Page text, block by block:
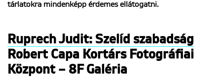
ENGLISH
tárlatokra mindenképp érdemes ellátogatni.
Ruprech Judit: Szelíd szabadság
Robert Capa Kortárs Fotográfiai
Központ – 8F Galéria